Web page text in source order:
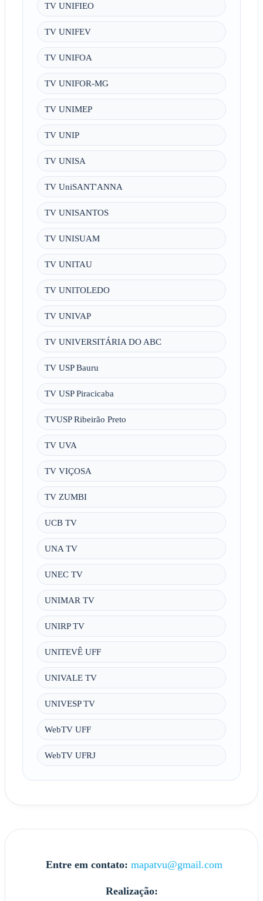
TV UNIFIEO
TV UNIFEV
TV UNIFOA
TV UNIFOR-MG
TV UNIMEP
TV UNIP
TV UNISA
TV UniSANT'ANNA
TV UNISANTOS
TV UNISUAM
TV UNITAU
TV UNITOLEDO
TV UNIVAP
TV UNIVERSITÁRIA DO ABC
TV USP Bauru
TV USP Piracicaba
TVUSP Ribeirão Preto
TV UVA
TV VIÇOSA
TV ZUMBI
UCB TV
UNA TV
UNEC TV
UNIMAR TV
UNIRP TV
UNITEVÊ UFF
UNIVALE TV
UNIVESP TV
WebTV UFF
WebTV UFRJ
Entre em contato: mapatvu@gmail.com
Realização: